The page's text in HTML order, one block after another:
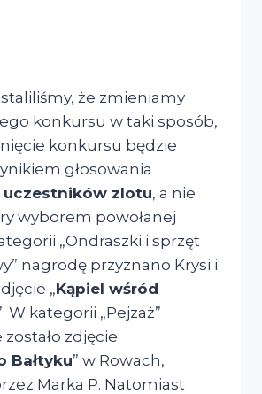
że zmieniamy
konkursu w taki sposób,
konkursu będzie
głosowania
zlotu, a nie
wyborem powołanej
„Ondraszki i sprzęt
nagrodę przyznano Krysi i
„Kąpiel wśród
W kategorii „Pejzaż”
zdjęcie
Bałtyku” w Rowach,
Marka P. Natomiast